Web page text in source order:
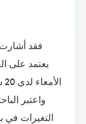
فقد أشارت
واعتبر
التغيرات في